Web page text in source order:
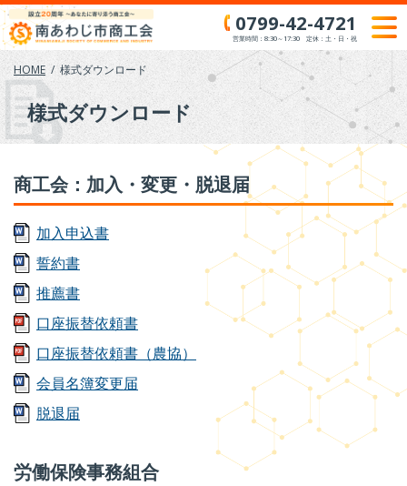
Skip
to
content
0799-42-4721
営業時間：8:30～17:30 定休：土・日・祝
HOME 様式ダウンロード
様式ダウンロード
商工会：加入・変更・脱退届
加入申込書
誓約書
推薦書
口座振替依頼書
口座振替依頼書（農協）
会員名簿変更届
脱退届
労働保険事務組合